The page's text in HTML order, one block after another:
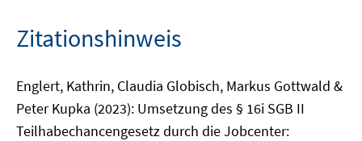
Zitationshinweis
Englert, Kathrin, Claudia Globisch, Markus Gottwald &
Peter Kupka (2023): Umsetzung des § 16i SGB II
Teilhabechancengesetz durch die Jobcenter: